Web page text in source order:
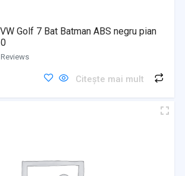
Golf 7 Bat Batman ABS negru pian
Citește mai mult